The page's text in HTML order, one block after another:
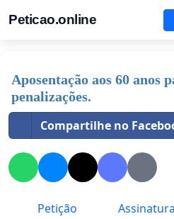
Peticao.online
Aposentação aos 60 anos
penalizações.
Compartilhe no
Petição